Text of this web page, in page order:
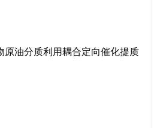
原油分质利用耦合定向催化提质